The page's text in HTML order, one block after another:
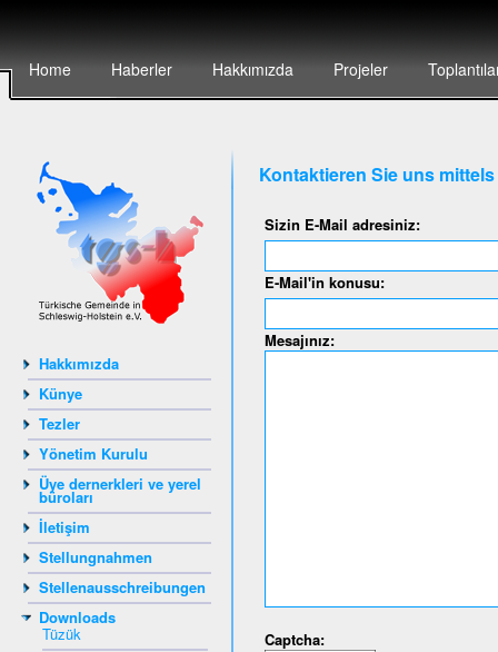
Home Haberler Hakkımızda Projeler
Hakkımızda
Künye
Tezler
Yönetim Kurulu
Üye dernerkleri ve yerel
büroları
İletişim
Stellungnahmen
Stellenausschreibungen
Downloads
Tüzük
Kontaktieren Sie uns
Sizin E-Mail adresiniz:
E-Mail'in konusu:
Mesajınız:
Captcha: